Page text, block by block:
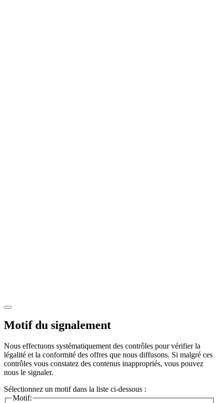
Motif du signalement
Nous effectuons systématiquement des contrôles pour vérifier la
légalité et la conformité des offres que nous diffusons. Si malgré ces
contrôles vous constatez des contenus inappropriés, vous pouvez
nous le signaler.
Sélectionnez un motif dans la liste ci-dessous :
Motif: